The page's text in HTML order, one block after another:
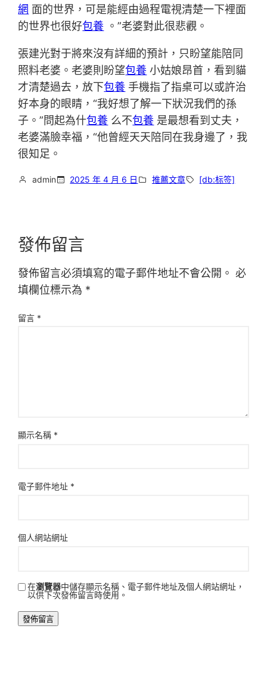
網 面的世界，可是能經由過程電視清楚一下裡面
的世界也很好包養 。”老婆對此很悲觀。
張建光對于將來沒有詳細的預計，只盼望能陪同
照料老婆。老婆則盼望包養 小姑娘昂首，看到貓
才清楚過去，放下包養 手機指了指桌可以或許治
好本身的眼睛，“我好想了解一下狀況我們的孫
子。”問起為什包養 么不包養 是最想看到丈夫，
老婆滿臉幸福，“他曾經天天陪同在我身邊了，我
很知足。
admin 2025 年 4 月 6 日 推薦文章 [db:标签]
發佈留言
發佈留言必須填寫的電子郵件地址不會公開。 必
填欄位標示為 *
留言 *
顯示名稱 *
電子郵件地址 *
個人網站網址
在瀏覽器中儲存顯示名稱、電子郵件地址及個人網站網址，
以供下次發佈留言時使用。